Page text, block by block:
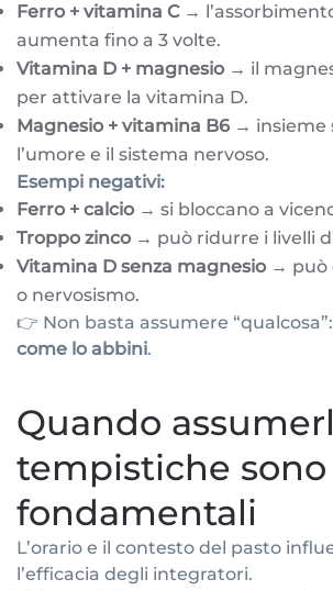
Ferro + vitamina C→
aumenta fino a 3 volte.
Vitamina D + magnesio → il
per attivare la vitamina D.
Magnesio + vitamina B6 → insieme
l’umore e il sistema nervoso.
Esempi negativi:
Ferro + calcio → si bloccano a
Troppo zinco → può ridurre i livelli
Vitamina D senza magnesio → può
o nervosismo.
👉 Non basta assumere
come lo abbini.
Quando
tempistiche sono
fondamentali
L’orario e il contesto del pasto
l’efficacia degli integratori.